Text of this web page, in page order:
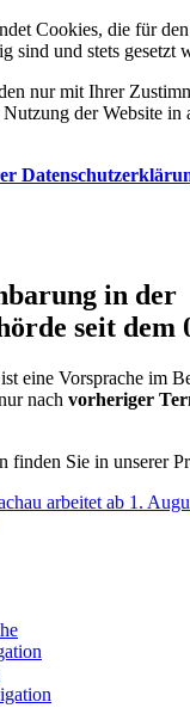
Cookies, die für
sind und stets gesetzt
nur mit Ihrer
der Website in
in der
seit dem
eine Vorsprache im
nach vorheriger
finden Sie in unserer
arbeitet ab 1.